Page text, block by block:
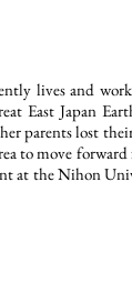
lives and
East Japan
parents lost
to move
at the Nihon